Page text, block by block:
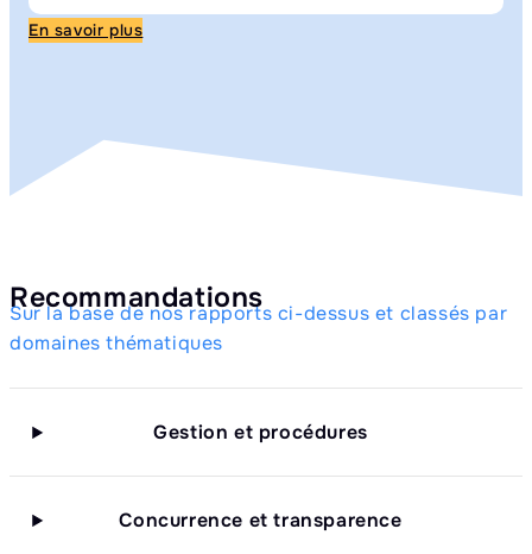
En savoir plus
Recommandations
Sur la base de nos rapports ci-dessus et classés par
domaines thématiques
Gestion et procédures
Concurrence et transparence